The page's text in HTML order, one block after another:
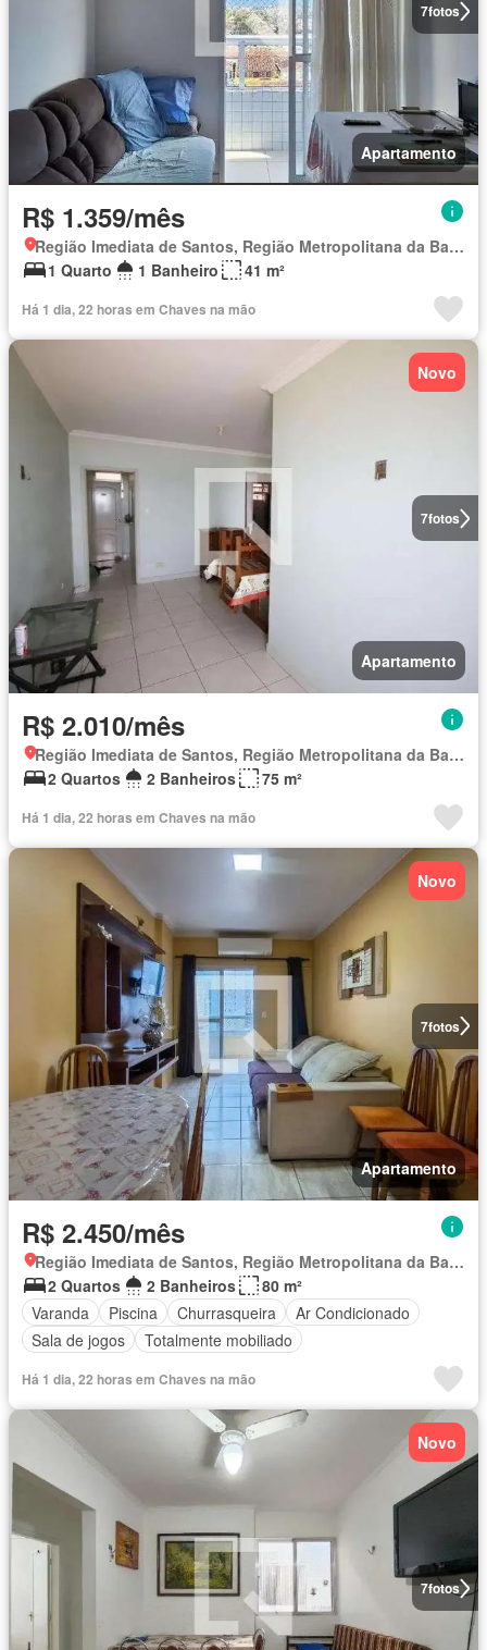
7fotos
Apartamento
R$ 1.359/mês
Região Imediata de Santos, Região Metropolitana da Baixada Santista
1 Quarto
1 Banheiro 41 m²
Há 1 dia, 22 horas em Chaves na mão
7fotos
Novo
Apartamento
R$ 2.010/mês
Região Imediata de Santos, Região Metropolitana da Baixada Santista
2 Quartos
2 Banheiros 75 m²
Há 1 dia, 22 horas em Chaves na mão
7fotos
Novo
Apartamento
R$ 2.450/mês
Região Imediata de Santos, Região Metropolitana da Baixada Santista
2 Quartos
2 Banheiros
80 m²
Varanda
Piscina Churrasqueira
Ar Condicionado
Sala de jogos
Totalmente mobiliado
Há 1 dia, 22 horas em Chaves na mão
7fotos
Novo